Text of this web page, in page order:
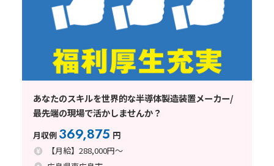
あなたのスキルを世界的な半導体製造装置メーカー/
最先端の現場で活かしませんか？
月収例 369,875 円
【月給】288,000円～